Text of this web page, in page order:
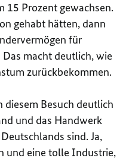
15 Prozent gewachsen.
gehabt hätten, dann
für
macht deutlich, wie
zurückbekommen.
diesem Besuch deutlich
und das Handwerk
sind. Ja,
und eine tolle Industrie,